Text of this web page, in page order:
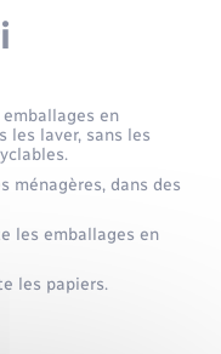
de l’espace
en
les laver, sans les
ménagères, dans des
les emballages en
les papiers.